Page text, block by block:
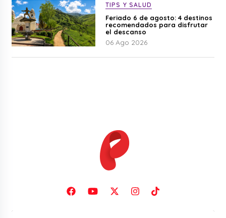
TIPS Y SALUD
Feriado 6 de agosto: 4 destinos
recomendados para disfrutar
el descanso
06 Ago 2026